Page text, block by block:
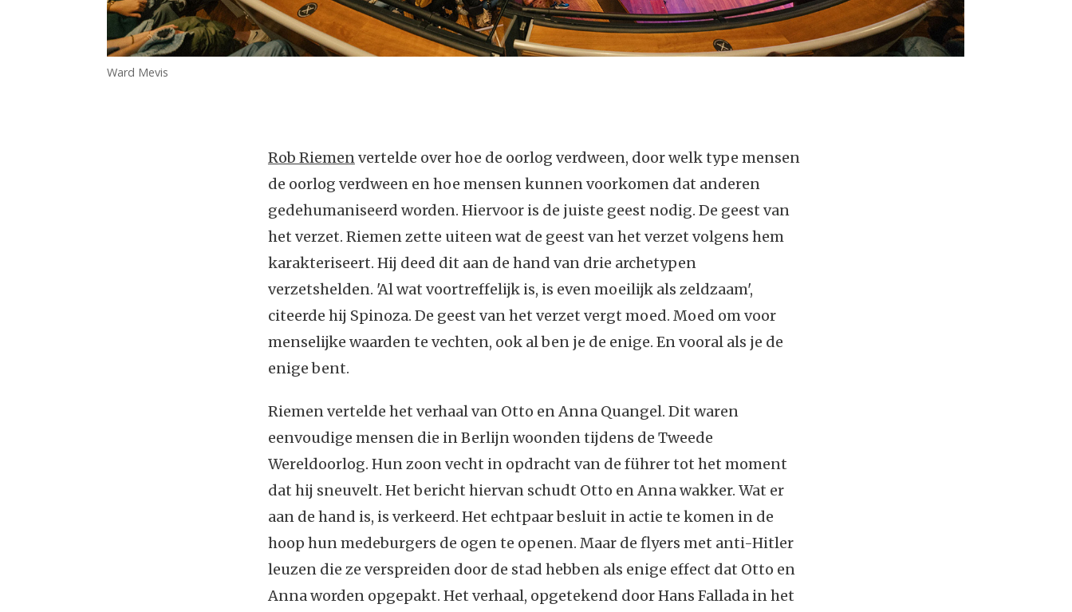
Ward Mevis
Rob Riemen vertelde over hoe de oorlog verdween, door welk type mensen
de oorlog verdween en hoe mensen kunnen voorkomen dat anderen
gedehumaniseerd worden. Hiervoor is de juiste geest nodig. De geest van
het verzet. Riemen zette uiteen wat de geest van het verzet volgens hem
karakteriseert. Hij deed dit aan de hand van drie archetypen
verzetshelden. 'Al wat voortreffelijk is, is even moeilijk als zeldzaam',
citeerde hij Spinoza. De geest van het verzet vergt moed. Moed om voor
menselijke waarden te vechten, ook al ben je de enige. En vooral als je de
enige bent.
Riemen vertelde het verhaal van Otto en Anna Quangel. Dit waren
eenvoudige mensen die in Berlijn woonden tijdens de Tweede
Wereldoorlog. Hun zoon vecht in opdracht van de führer tot het moment
dat hij sneuvelt. Het bericht hiervan schudt Otto en Anna wakker. Wat er
aan de hand is, is verkeerd. Het echtpaar besluit in actie te komen in de
hoop hun medeburgers de ogen te openen. Maar de flyers met anti-Hitler
leuzen die ze verspreiden door de stad hebben als enige effect dat Otto en
Anna worden opgepakt. Het verhaal, opgetekend door Hans Fallada in het